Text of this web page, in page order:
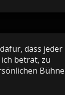
dass jeder
ich betrat, zu
Bühne